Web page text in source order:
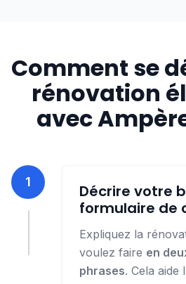
Comment se
rénovation
avec
1
Décrire votre
formulaire de
Expliquez la
voulez faire en
phrases. Cela aide